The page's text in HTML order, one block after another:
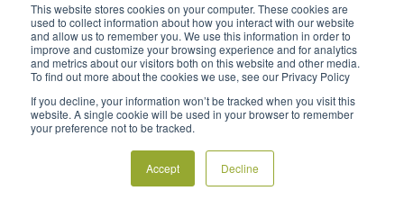
This website stores cookies on your computer. These cookies are
used to collect information about how you interact with our website
and allow us to remember you. We use this information in order to
improve and customize your browsing experience and for analytics
and metrics about our visitors both on this website and other media.
To find out more about the cookies we use, see our Privacy Policy
If you decline, your information won’t be tracked when you visit this
website. A single cookie will be used in your browser to remember
your preference not to be tracked.
Accept Decline
Características
Lâminas
Torres
Motor